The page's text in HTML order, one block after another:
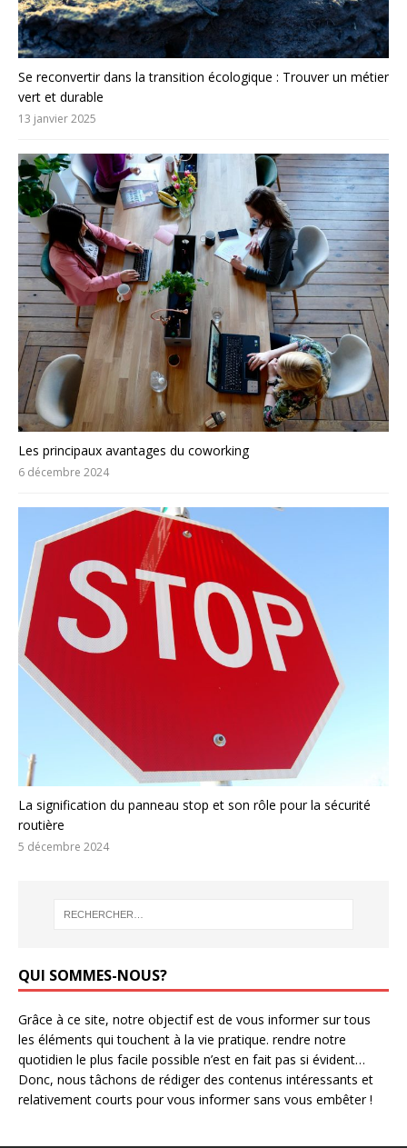
Se reconvertir dans la transition écologique : Trouver un métier
vert et durable
13 janvier 2025
Les principaux avantages du coworking
6 décembre 2024
La signification du panneau stop et son rôle pour la sécurité
routière
5 décembre 2024
QUI SOMMES-NOUS?
Grâce à ce site, notre objectif est de vous informer sur tous
les éléments qui touchent à la vie pratique. rendre notre
quotidien le plus facile possible n’est en fait pas si évident…
Donc, nous tâchons de rédiger des contenus intéressants et
relativement courts pour vous informer sans vous embêter !